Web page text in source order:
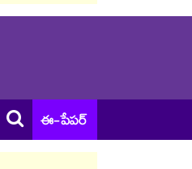
ఈ-పేపర్